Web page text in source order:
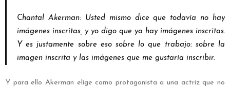
Chantal Akerman: Usted mismo dice que todavía no hay
imágenes inscritas, y yo digo que ya hay imágenes inscritas.
Y es justamente sobre eso sobre lo que trabajo: sobre la
imagen inscrita y las imágenes que me gustaría inscribir.
Y para ello Akerman elige como protagonista a una actriz que no